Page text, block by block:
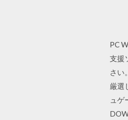
PC
支援
さい
厳選
ュゲ